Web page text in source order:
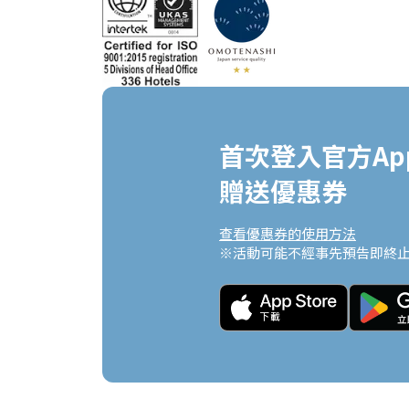
首次登入官方
贈送優惠券
查看優惠券的使用方法
※活動可能不經事先預告即終